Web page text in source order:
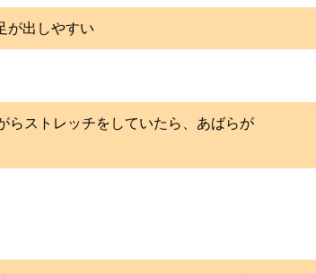
が出しやすい
らストレッチをしていたら、あばらが